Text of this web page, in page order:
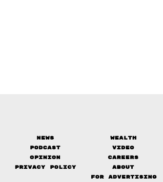
News Wealth
Podcast
Video
Opinion
Careers
Privacy Policy
About
FOR ADVERTISING